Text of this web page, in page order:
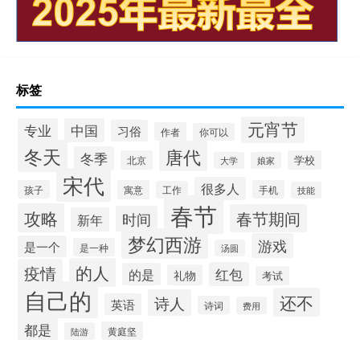
标签
专业 中国 习俗 作者 你可以 元宵节
冬天 冬季 北京 唐代 大学 娘家 学校
孩子 宋代 寓意 工作 很多人 手机 技能
攻略 新年 时间 春节 春节期间
是一个 是一种 梦幻西游 汤圆 游戏
疫情 的人 的是 礼物 红包 考试
自己的 英语 诗人 诗词 费用 还不
都是 陆游 黄庭坚